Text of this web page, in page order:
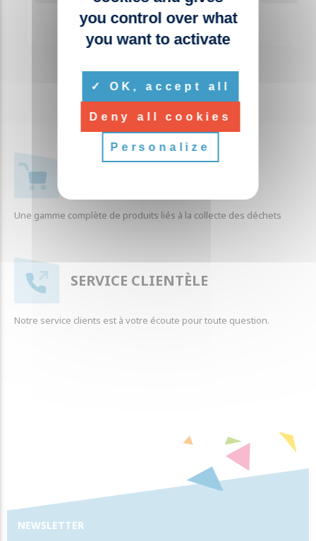
Une gamme complète de produits liés à la collecte des déchets
SERVICE CLIENTÈLE
Notre service clients est à votre écoute pour toute question.
NEWSLETTER
you control over what
you want to activate
OK, accept all
Deny all cookies
Personalize